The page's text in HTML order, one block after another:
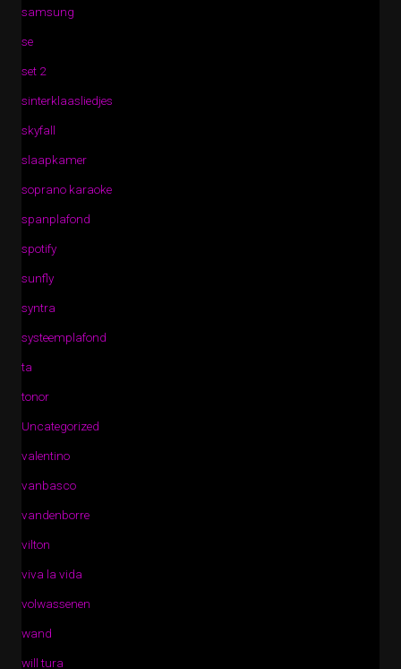
samsung
se
set 2
sinterklaasliedjes
skyfall
slaapkamer
soprano karaoke
spanplafond
spotify
sunfly
syntra
systeemplafond
ta
tonor
Uncategorized
valentino
vanbasco
vandenborre
vilton
viva la vida
volwassenen
wand
will tura